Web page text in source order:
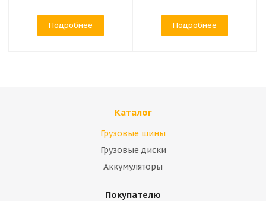
Подробнее Подробнее
Каталог
Грузовые шины
Грузовые диски
Аккумуляторы
Покупателю